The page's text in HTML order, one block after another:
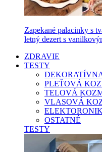
Zapekané palacinky s
letný dezert s
ZDRAVIE
TESTY
PLEŤOVÁ
TELOVÁ
VLASOVÁ
OSTATNÉ
TESTY